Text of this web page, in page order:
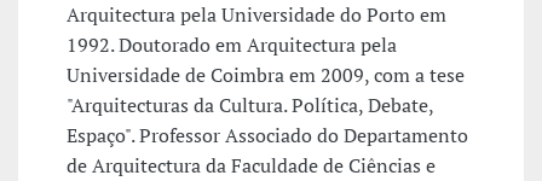
Arquitectura pela Universidade do Porto em
1992. Doutorado em Arquitectura pela
Universidade de Coimbra em 2009, com a tese
"Arquitecturas da Cultura. Política, Debate,
Espaço". Professor Associado do Departamento
de Arquitectura da Faculdade de Ciências e